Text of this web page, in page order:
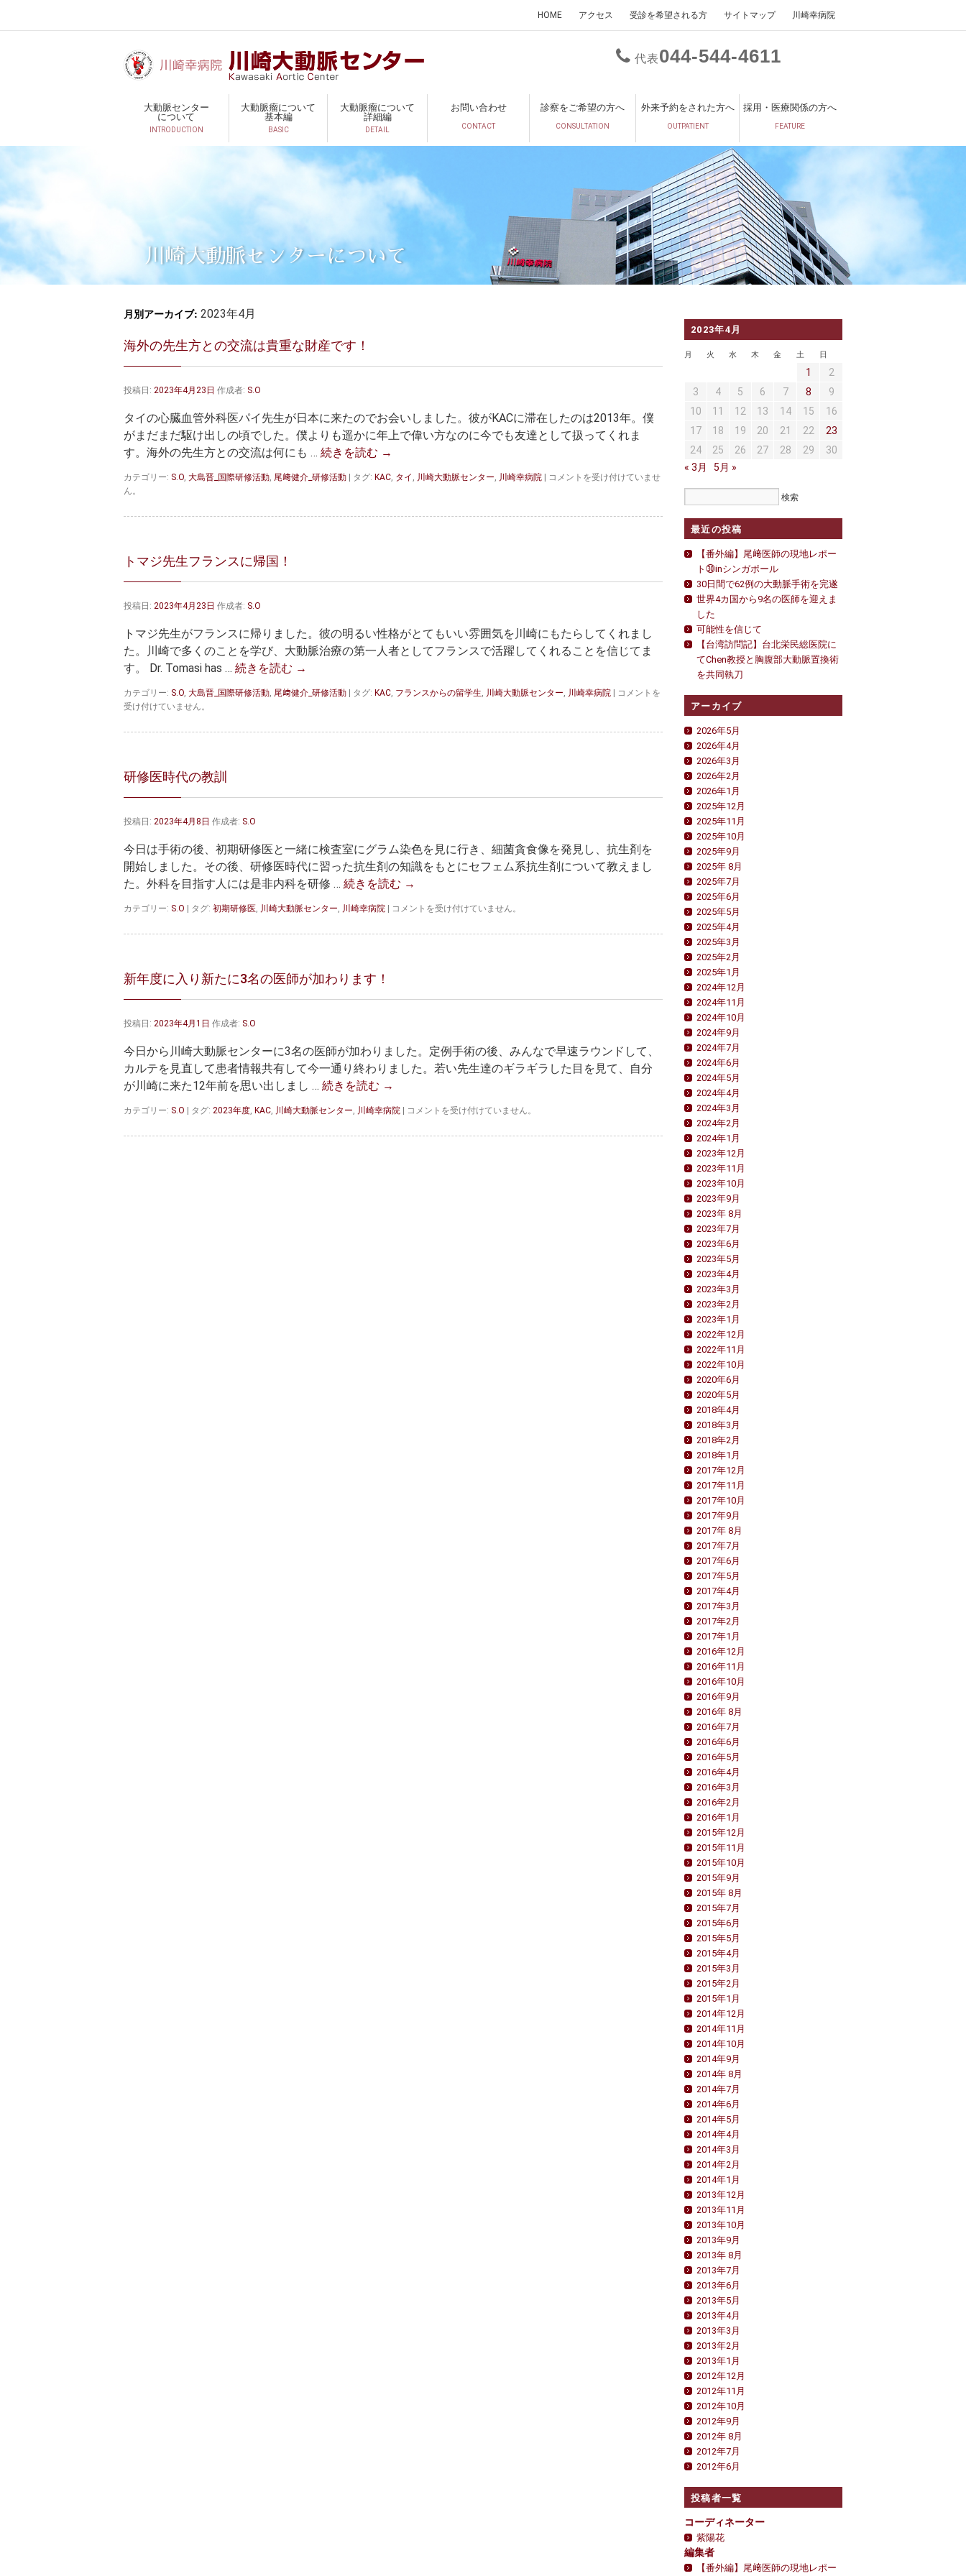
HOME アクセス 受診を希望される方 サイトマップ 川崎幸病院
代表044 544 4611
大動脈センター
について
INTRODUCTION
大動脈瘤について
基本編
BASIC
大動脈瘤について
詳細編
DETAIL
お問い合わせ
CONTACT
診察をご希望の方へ
CONSULTATION
外来予約をされた方へ
OUTPATIENT
採用・医療関係の方へ
FEATURE
川崎大動脈センターについて
月別アーカイブ: 2023年4月
海外の先生方との交流は貴重な財産です！
投稿日: 2023年4月23日 作成者: S.O
タイの心臓血管外科医パイ先生が日本に来たのでお会いしました。彼がKACに滞在したのは2013年。僕
がまだまだ駆け出しの頃でした。僕よりも遥かに年上で偉い方なのに今でも友達として扱ってくれま
す。海外の先生方との交流は何にも … 続きを読む →
カテゴリー: S.O, 大島晋_国際研修活動, 尾﨑健介_研修活動 タグ: KAC, タイ , 川崎大動脈センター, 川崎幸病院
海
先
交
重
な
財
す！
コメントを受け付けていませ
ん。
トマジ先生フランスに帰国！
投稿日: 2023年4月23日 作成者: S.O
トマジ先生がフランスに帰りました。彼の明るい性格がとてもいい雰囲気を川崎にもたらしてくれまし
た。川崎で多くのことを学び、大動脈治療の第一人者としてフランスで活躍してくれることを信じてま
す。 Dr. Tomasi has … 続きを読む →
カテゴリー: S.O, 大島晋_国際研修活動, 尾﨑健介_研修活動 タグ: KAC, フランスからの留学生, 川崎大動脈センター, 川崎幸病院
ト
先
ス
は
コメントを
受け付けていません。
研修医時代の教訓
投稿日: 2023年4月8日 作成者: S.O
今日は手術の後、初期研修医と一緒に検査室にグラム染色を見に行き、細菌貪食像を発見し、抗生剤を
開始しました。その後、研修医時代に習った抗生剤の知識をもとにセフェム系抗生剤について教えまし
た。外科を目指す人には是非内科を研修 … 続きを読む →
カテゴリー: S.O タグ: 初期研修医, 川崎大動脈センター, 川崎幸病院
研
医
訓
コメントを受け付けていません。
新年度に入り新たに3名の医師が加わります！
投稿日: 2023年4月1日 作成者: S.O
今日から川崎大動脈センターに3名の医師が加わりました。定例手術の後、みんなで早速ラウンドして、
カルテを見直して患者情報共有して今一通り終わりました。若い先生達のギラギラした目を見て、自分
が川崎に来た12年前を思い出しまし … 続きを読む →
カテゴリー: S.O タグ: 2023年度, KAC, 川崎大動脈センター, 川崎幸病院
新
度
コメントを受け付けていません。
2023年4月
月 火 水 木 金 土 日
1
2
3
4 5 6 7 8
9
10
11 12 13 14 15
16
17
18 19 20 21 22
23
24
25 26 27 28 29
30
« 3月
5月 »
最近の投稿
【番外編】尾﨑医師の現地レポー
ト㉚inシンガポール
30日間で62例の大動脈手術を完遂
世界4カ国から9名の医師を迎えま
した
可能性を信じて
【台湾訪問記】台北栄民総医院に
てChen教授と胸腹部大動脈置換術
を共同執刀
アーカイブ
2026年5月
2026年4月
2026年3月
2026年2月
2026年1月
2025年12月
2025年11月
2025年10月
2025年9月
2025年 8月
2025年7月
2025年6月
2025年5月
2025年4月
2025年3月
2025年2月
2025年1月
2024年12月
2024年11月
2024年10月
2024年9月
2024年7月
2024年6月
2024年5月
2024年4月
2024年3月
2024年2月
2024年1月
2023年12月
2023年11月
2023年10月
2023年9月
2023年 8月
2023年7月
2023年6月
2023年5月
2023年4月
2023年3月
2023年2月
2023年1月
2022年12月
2022年11月
2022年10月
2020年6月
2020年5月
2018年4月
2018年3月
2018年2月
2018年1月
2017年12月
2017年11月
2017年10月
2017年9月
2017年 8月
2017年7月
2017年6月
2017年5月
2017年4月
2017年3月
2017年2月
2017年1月
2016年12月
2016年11月
2016年10月
2016年9月
2016年 8月
2016年7月
2016年6月
2016年5月
2016年4月
2016年3月
2016年2月
2016年1月
2015年12月
2015年11月
2015年10月
2015年9月
2015年 8月
2015年7月
2015年6月
2015年5月
2015年4月
2015年3月
2015年2月
2015年1月
2014年12月
2014年11月
2014年10月
2014年9月
2014年 8月
2014年7月
2014年6月
2014年5月
2014年4月
2014年3月
2014年2月
2014年1月
2013年12月
2013年11月
2013年10月
2013年9月
2013年 8月
2013年7月
2013年6月
2013年5月
2013年4月
2013年3月
2013年2月
2013年1月
2012年12月
2012年11月
2012年10月
2012年9月
2012年 8月
2012年7月
2012年6月
投稿者一覧
コーディネーター
紫陽花
編集者
【番外編】尾﨑医師の現地レポー